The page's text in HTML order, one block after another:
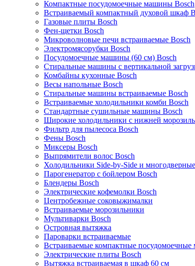
Компактные посудомоечные машины Bosch
Встраиваемый компактный духовой шкаф
Газовые плиты Bosch
Фен-щетки Bosch
Микроволновые печи встраиваемые Bosch
Электромясорубки Bosch
Посудомоечные машины (60 см) Bosch
Стиральные машины с вертикальной
Комбайны кухонные Bosch
Весы напольные Bosch
Стиральные машины встраиваемые Bosch
Встраиваемые холодильники комби Bosch
Стандартные сушильные машины Bosch
Широкие холодильники с нижней
Фильтр для пылесоса Bosch
Фены Bosch
Миксеры Bosch
Выпрямители волос Bosch
Холодильники Side-by-Side и
Парогенератор с бойлером Bosch
Блендеры Bosch
Электрические кофемолки Bosch
Центробежные соковыжималки
Встраиваемые морозильники
Мультиварки Bosch
Островная вытяжка
Пароварки встраиваемые
Встраиваемые компактные
Электрические плиты Bosch
Вытяжка встраиваемая в шкаф 60 см